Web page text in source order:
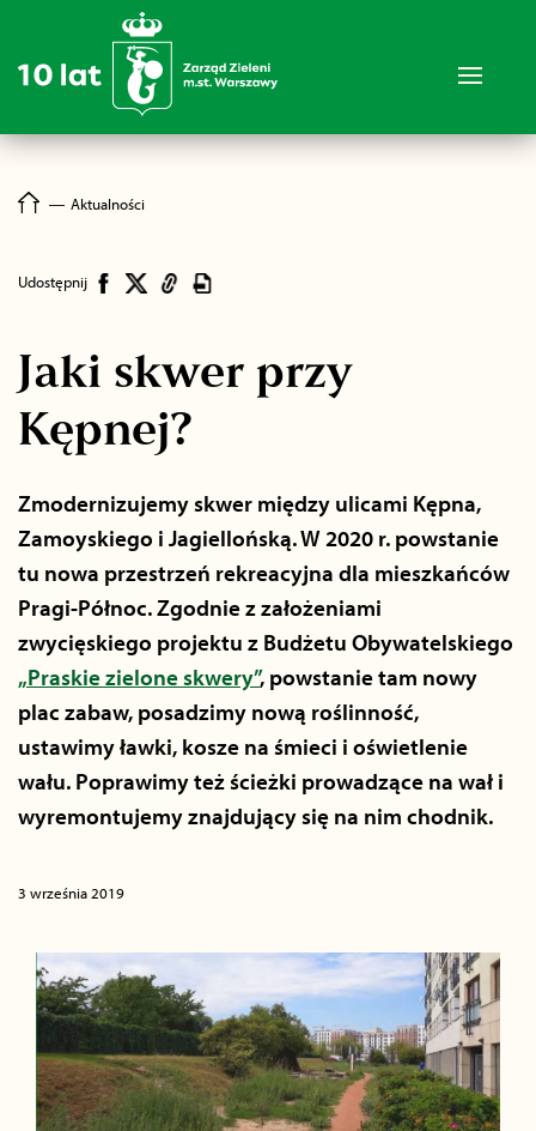
― Aktualności
Udostępnij
Jaki skwer przy
Kępnej?
Zmodernizujemy skwer między ulicami Kępna,
Zamoyskiego i Jagiellońską. W 2020 r. powstanie
tu nowa przestrzeń rekreacyjna dla mieszkańców
Pragi-Północ. Zgodnie z założeniami
zwycięskiego projektu z Budżetu Obywatelskiego
„Praskie zielone skwery”, powstanie tam nowy
plac zabaw, posadzimy nową roślinność,
ustawimy ławki, kosze na śmieci i oświetlenie
wału. Poprawimy też ścieżki prowadzące na wał i
wyremontujemy znajdujący się na nim chodnik.
3 września 2019